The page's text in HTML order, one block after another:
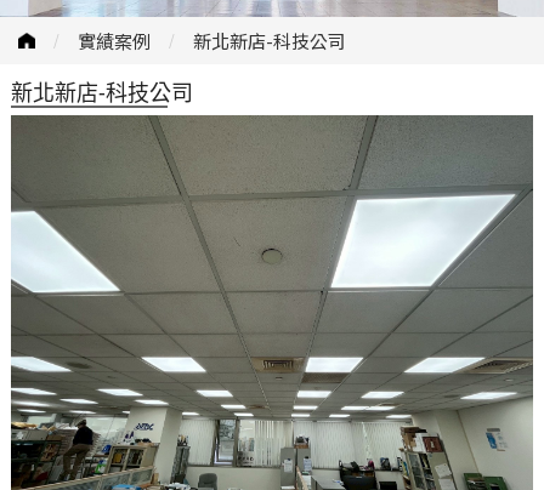
實績案例 新北新店-科技公司
新北新店-科技公司